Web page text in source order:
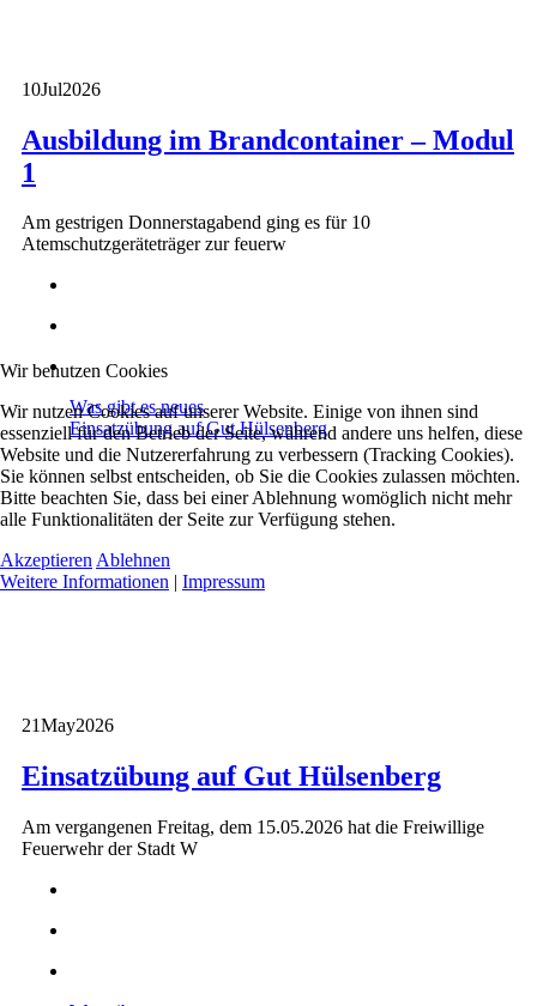
10Jul2026
Ausbildung im Brandcontainer – Modul
1
Am gestrigen Donnerstagabend ging es für 10
Atemschutzgeräteträger zur feuerw
Was gibt es neues
Einsatzübung auf Gut Hülsenberg
21May2026
Einsatzübung auf Gut Hülsenberg
Am vergangenen Freitag, dem 15.05.2026 hat die Freiwillige
Feuerwehr der Stadt W
Wir benutzen Cookies
Wir nutzen Cookies auf unserer Website. Einige von ihnen sind
essenziell für den Betrieb der Seite, während andere uns helfen, diese
Website und die Nutzererfahrung zu verbessern (Tracking Cookies).
Sie können selbst entscheiden, ob Sie die Cookies zulassen möchten.
Bitte beachten Sie, dass bei einer Ablehnung womöglich nicht mehr
alle Funktionalitäten der Seite zur Verfügung stehen.
Akzeptieren Ablehnen
Weitere Informationen | Impressum